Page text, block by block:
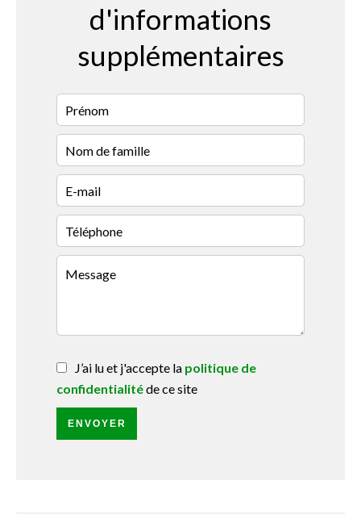
d'informations
supplémentaires
J’ai lu et j'accepte la politique de
confidentialitéde ce site
ENVOYER